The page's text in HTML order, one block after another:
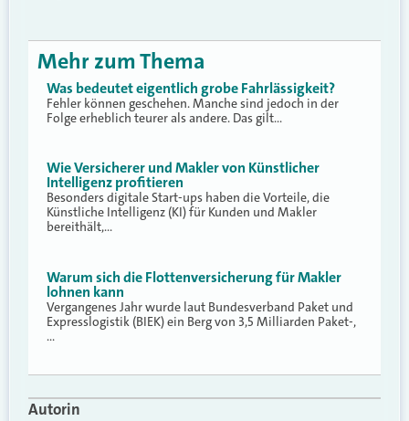
Mehr zum Thema
Was bedeutet eigentlich grobe Fahrlässigkeit?
Fehler können geschehen. Manche sind jedoch in der
Folge erheblich teurer als andere. Das gilt…
Wie Versicherer und Makler von Künstlicher
Intelligenz profitieren
Besonders digitale Start-ups haben die Vorteile, die
Künstliche Intelligenz (KI) für Kunden und Makler
bereithält,…
Warum sich die Flottenversicherung für Makler
lohnen kann
Vergangenes Jahr wurde laut Bundesverband Paket und
Expresslogistik (BIEK) ein Berg von 3,5 Milliarden Paket-,
…
Autorin